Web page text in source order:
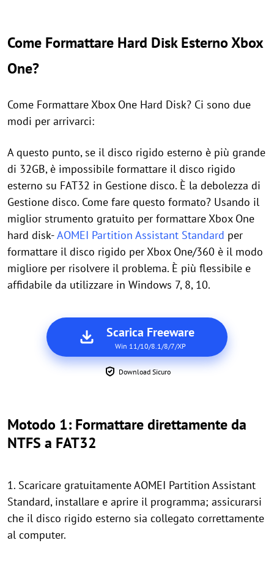
Come Formattare Hard Disk Esterno Xbox
One?
Come Formattare Xbox One Hard Disk? Ci sono due
modi per arrivarci:
A questo punto, se il disco rigido esterno è più grande
di 32GB, è impossibile formattare il disco rigido
esterno su FAT32 in Gestione disco. È la debolezza di
Gestione disco. Come fare questo formato? Usando il
miglior strumento gratuito per formattare Xbox One
hard disk-AOMEI Partition Assistant Standard per
formattare il disco rigido per Xbox One/360 è il modo
migliore per risolvere il problema. È più flessibile e
affidabile da utilizzare in Windows 7, 8, 10.
Scarica Freeware
Win 11/10/8.1/8/7/XP
Download Sicuro
Motodo 1: Formattare direttamente da
NTFS a FAT32
1. Scaricare gratuitamente AOMEI Partition Assistant
Standard, installare e aprire il programma; assicurarsi
che il disco rigido esterno sia collegato correttamente
al computer.